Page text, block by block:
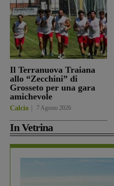
Il Terranuova Traiana
allo “Zecchini” di
Grosseto per una gara
amichevole
Calcio 7 Agosto 2026
In Vetrina